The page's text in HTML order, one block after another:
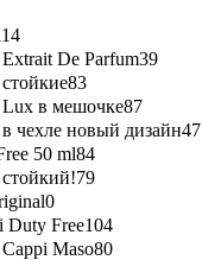
De Parfum39
83
в мешочке87
чехле новый дизайн47
50 ml84
79
0
Duty Free104
Maso80